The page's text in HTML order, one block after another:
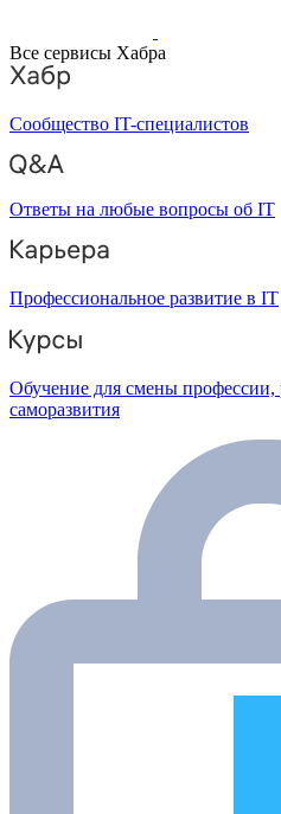
Все сервисы Хабра
Сообщество IT-специалистов
Ответы на любые вопросы об IT
Профессиональное развитие в IT
Обучение для смены профессии,
саморазвития